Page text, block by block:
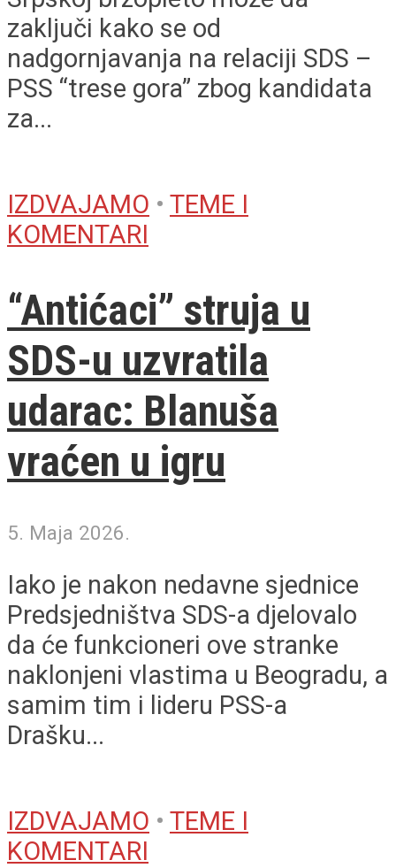
zaključi kako se od
nadgornjavanja na relaciji SDS –
PSS “trese gora” zbog kandidata
za...
IZDVAJAMO • TEME I
KOMENTARI
“Antićaci” struja u
SDS-u uzvratila
udarac: Blanuša
vraćen u igru
5. Maja 2026.
Iako je nakon nedavne sjednice
Predsjedništva SDS-a djelovalo
da će funkcioneri ove stranke
naklonjeni vlastima u Beogradu, a
samim tim i lideru PSS-a
Drašku...
IZDVAJAMO • TEME I
KOMENTARI